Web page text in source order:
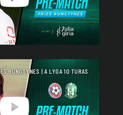
RUNGTYNES | A LYGA 10 TURAS